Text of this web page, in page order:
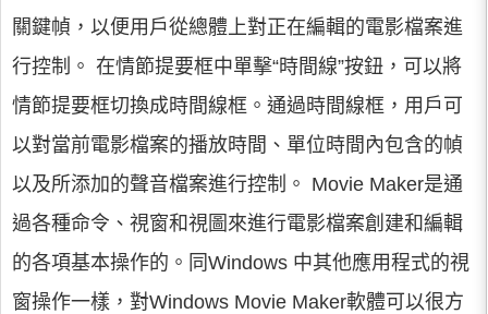
關鍵幀，以便用戶從總體上對正在編輯的電影檔案進
行控制。 在情節提要框中單擊“時間線”按鈕，可以將
情節提要框切換成時間線框。通過時間線框，用戶可
以對當前電影檔案的播放時間、單位時間內包含的幀
以及所添加的聲音檔案進行控制。 Movie Maker是通
過各種命令、視窗和視圖來進行電影檔案創建和編輯
的各項基本操作的。同Windows 中其他應用程式的視
窗操作一樣，對Windows Movie Maker軟體可以很方